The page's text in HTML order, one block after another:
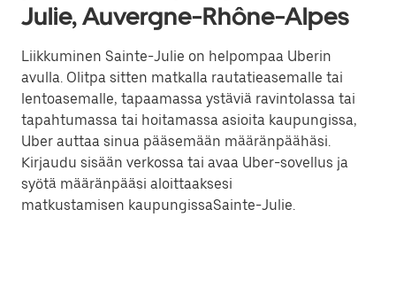
Julie, Auvergne-Rhône-Alpes
Liikkuminen Sainte-Julie on helpompaa Uberin
avulla. Olitpa sitten matkalla rautatieasemalle tai
lentoasemalle, tapaamassa ystäviä ravintolassa tai
tapahtumassa tai hoitamassa asioita kaupungissa,
Uber auttaa sinua pääsemään määränpäähäsi.
Kirjaudu sisään verkossa tai avaa Uber-sovellus ja
syötä määränpääsi aloittaaksesi
matkustamisen kaupungissaSainte-Julie.